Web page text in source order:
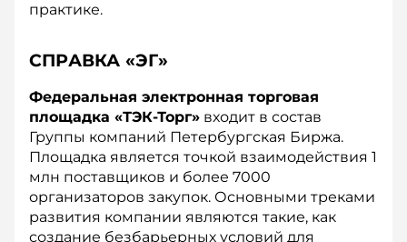
практике.
СПРАВКА «ЭГ»
Федеральная электронная торговая
площадка «ТЭК-Торг» входит в состав
Группы компаний Петербургская Биржа.
Площадка является точкой взаимодействия 1
млн поставщиков и более 7000
организаторов закупок. Основными треками
развития компании являются такие, как
создание безбарьерных условий для